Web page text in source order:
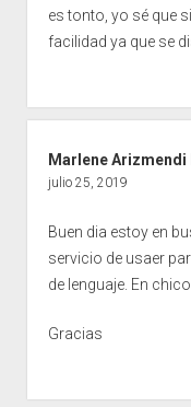
es tonto, yo sé que
facilidad ya que se
Marlene Arizmendi
julio 25, 2019
Buen dia estoy en
servicio de usaer
de lenguaje. En
Gracias